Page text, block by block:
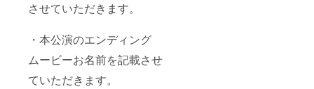
させていただきます。
・本公演のエンディング
ムービーお名前を記載させ
ていただきます。